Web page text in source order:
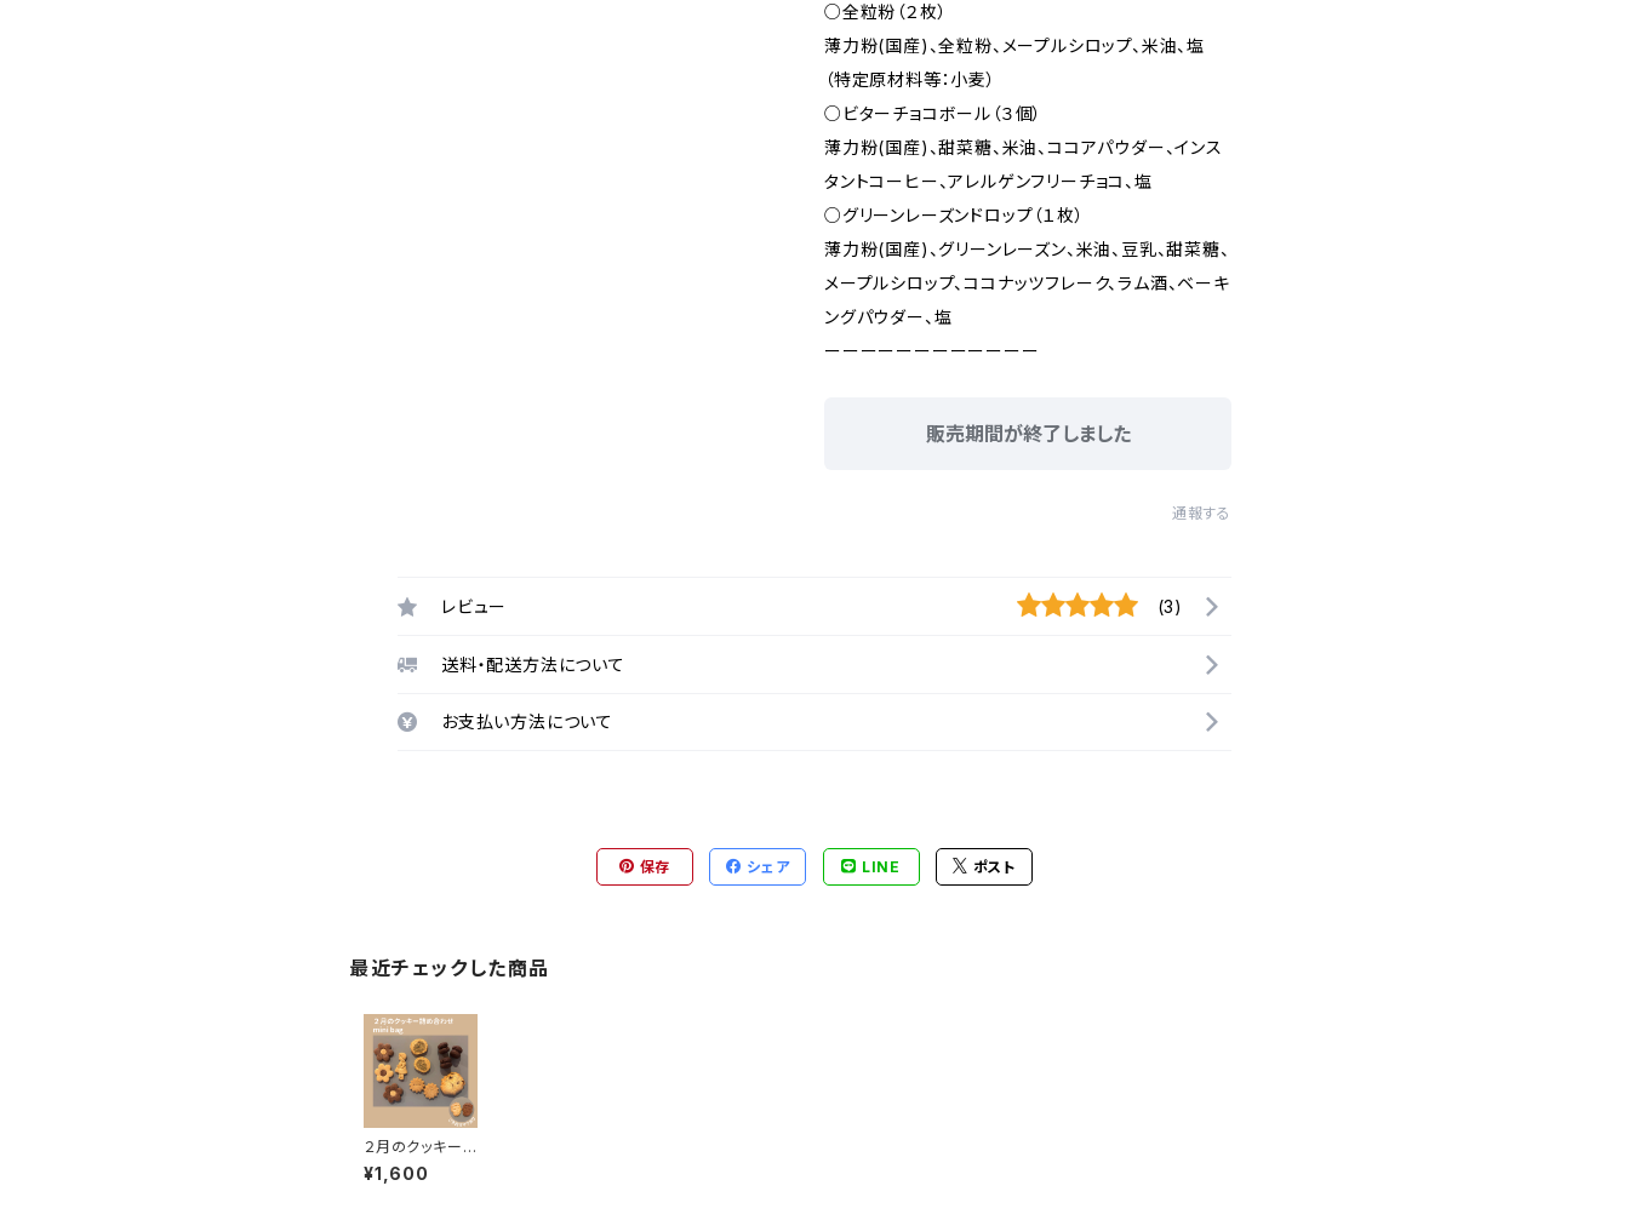
○全粒粉（２枚）
薄力粉(国産)、全粒粉、メープルシロップ、米油、塩
（特定原材料等：小麦）
○ビターチョコボール（３個）
薄力粉(国産)、甜菜糖、米油、ココアパウダー、インス
タントコーヒー、アレルゲンフリーチョコ、塩
○グリーンレーズンドロップ（１枚）
薄力粉(国産)、グリーンレーズン、米油、豆乳、甜菜糖、
メープルシロップ、ココナッツフレーク、ラム酒、ベーキ
ングパウダー、塩
ーーーーーーーーーーーー
販売期間が終了しました
通報する
レビュー (3)
送料・配送方法について
お支払い方法について
保存 シェア LINE ポスト
最近チェックした商品
２月のクッキー
【mini bag】
¥1,600